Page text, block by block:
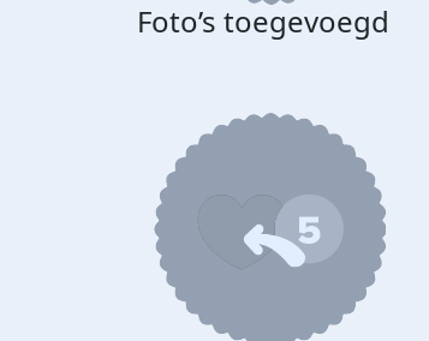
Foto’s toegevoegd